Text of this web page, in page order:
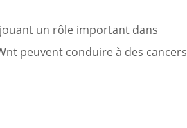
jouant un rôle important dans
peuvent conduire à des cancers